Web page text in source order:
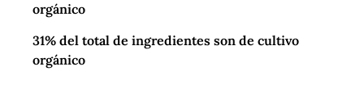
orgánico
31% del total de ingredientes son de cultivo
orgánico